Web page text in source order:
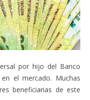
por hijo del Banco
el mercado. Muchas
beneficiarias de este